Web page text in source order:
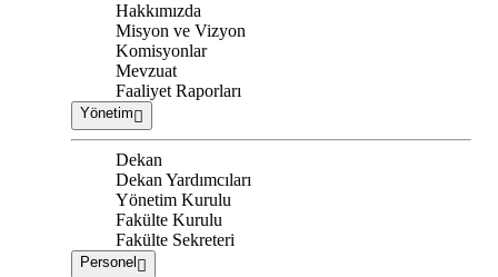
Hakkımızda
Misyon ve Vizyon
Komisyonlar
Mevzuat
Faaliyet Raporları
Yönetim
Dekan
Dekan Yardımcıları
Yönetim Kurulu
Fakülte Kurulu
Fakülte Sekreteri
Personel